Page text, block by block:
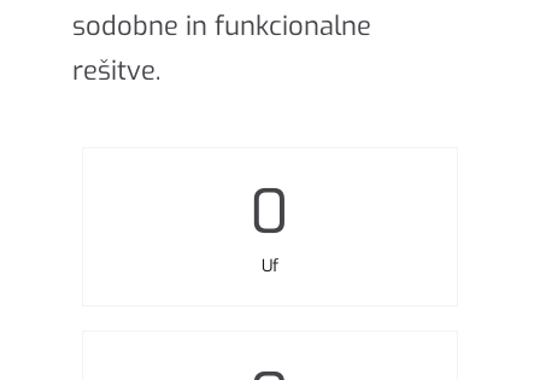
sodobne in funkcionalne
rešitve.
0
Uf